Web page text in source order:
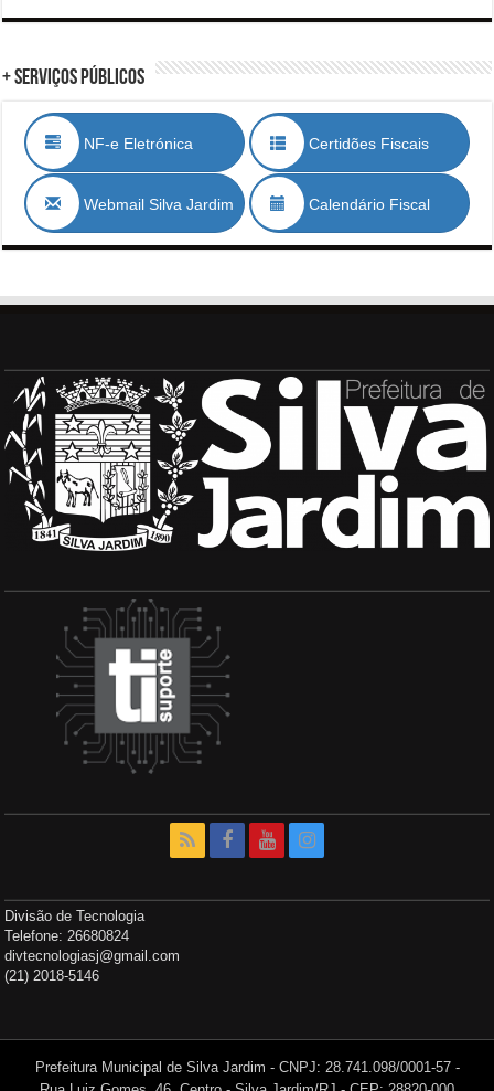
+ Serviços Públicos
NF-e Eletrónica Certidões Fiscais
Webmail Silva Jardim Calendário Fiscal
Divisão de Tecnologia
Telefone: 26680824
divtecnologiasj@gmail.com
(21) 2018-5146
Prefeitura Municipal de Silva Jardim - CNPJ: 28.741.098/0001-57 -